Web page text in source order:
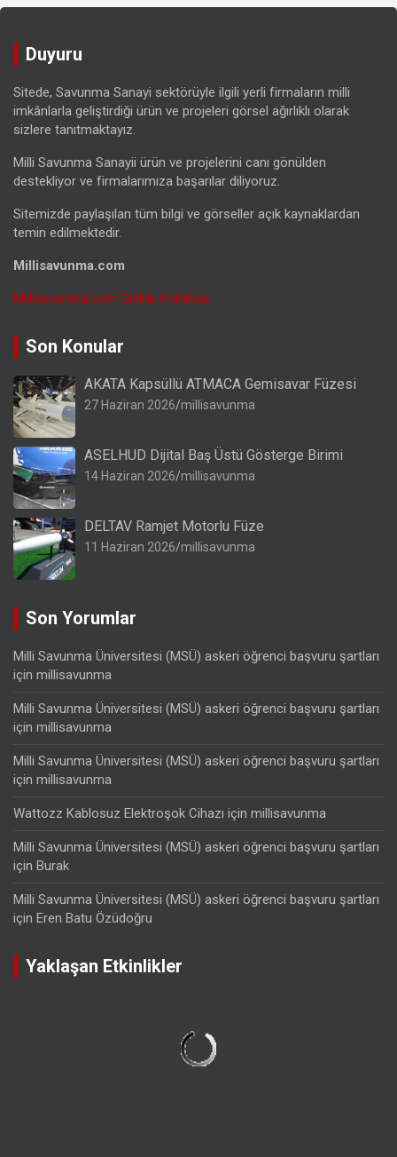
Duyuru
Sitede, Savunma Sanayi sektörüyle ilgili yerli firmaların milli
imkânlarla geliştirdiği ürün ve projeleri görsel ağırlıklı olarak
sizlere tanıtmaktayız.
Milli Savunma Sanayii ürün ve projelerini canı gönülden
destekliyor ve firmalarımıza başarılar diliyoruz.
Sitemizde paylaşılan tüm bilgi ve görseller açık kaynaklardan
temin edilmektedir.
Millisavunma.com
Millisavunma.com Gizlilik Politikası
Son Konular
AKATA Kapsüllü ATMACA Gemisavar Füzesi
27 Haziran 2026 millisavunma
ASELHUD Dijital Baş Üstü Gösterge Birimi
14 Haziran 2026 millisavunma
DELTAV Ramjet Motorlu Füze
11 Haziran 2026 millisavunma
Son Yorumlar
Milli Savunma Üniversitesi (MSÜ) askeri öğrenci başvuru şartları
için millisavunma
Milli Savunma Üniversitesi (MSÜ) askeri öğrenci başvuru şartları
için millisavunma
Milli Savunma Üniversitesi (MSÜ) askeri öğrenci başvuru şartları
için millisavunma
Wattozz Kablosuz Elektroşok Cihazı için millisavunma
Milli Savunma Üniversitesi (MSÜ) askeri öğrenci başvuru şartları
için Burak
Milli Savunma Üniversitesi (MSÜ) askeri öğrenci başvuru şartları
için Eren Batu Özüdoğru
Yaklaşan Etkinlikler